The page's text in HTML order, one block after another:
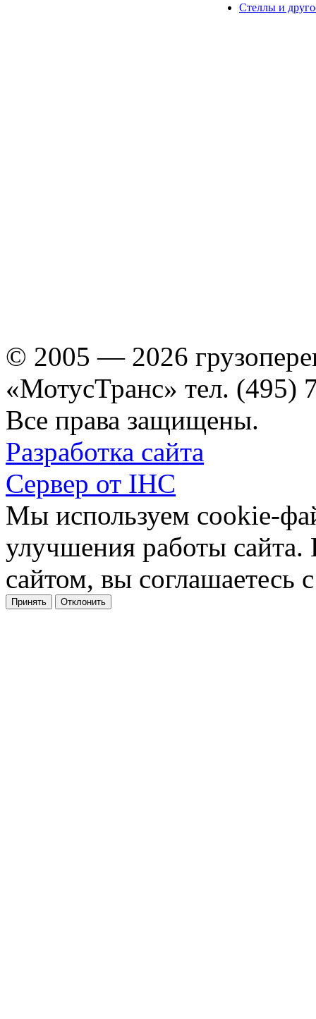
Стеллы и
© 2005 — 2026
«МотусТранс» тел. (495)
Все права защищены.
Разработка сайта
Сервер от IHC
Мы используем cookie-
улучшения работы сайта.
сайтом, вы соглашаетесь
Принять Отклонить